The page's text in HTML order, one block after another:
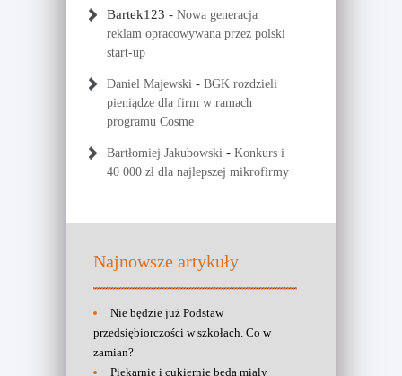
Bartek123 - Nowa generacja
reklam opracowywana przez polski
start-up
Daniel Majewski - BGK rozdzieli
pieniądze dla firm w ramach
programu Cosme
Bartłomiej Jakubowski - Konkurs i
40 000 zł dla najlepszej mikrofirmy
Najnowsze artykuły
Nie będzie już Podstaw
przedsiębiorczości w szkołach. Co w
zamian?
Piekarnie i cukiernie będą miały